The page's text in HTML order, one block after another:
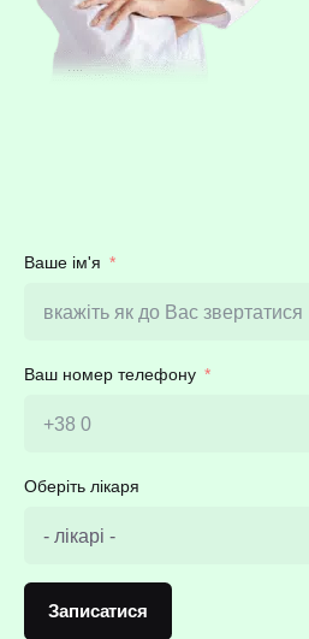
Ваше ім'я
Ваш номер телефону
Оберіть лікаря
Записатися